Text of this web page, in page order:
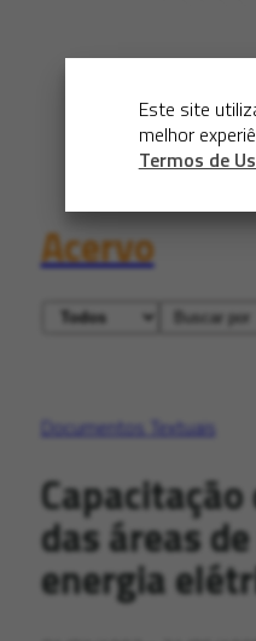
Este site
melhor
Termos de
Acervo
Documentos Textuais
das áreas
energia